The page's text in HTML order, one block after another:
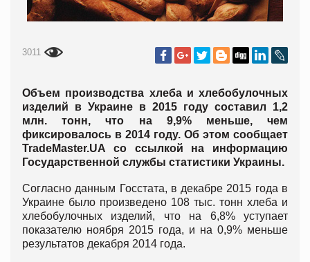
3011
Объем производства хлеба и хлебобулочных
изделий в Украине в 2015 году составил 1,2
млн. тонн, что на 9,9% меньше, чем
фиксировалось в 2014 году. Об этом сообщает
TradeMaster.UA со ссылкой на информацию
Государственной службы статистики Украины.
Согласно данным Госстата, в декабре 2015 года в
Украине было произведено 108 тыс. тонн хлеба и
хлебобулочных изделий, что на 6,8% уступает
показателю ноября 2015 года, и на 0,9% меньше
результатов декабря 2014 года.